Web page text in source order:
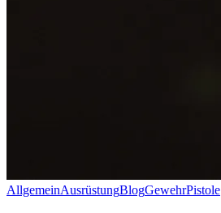
AllgemeinAusrüstungBlogGewehrPistole